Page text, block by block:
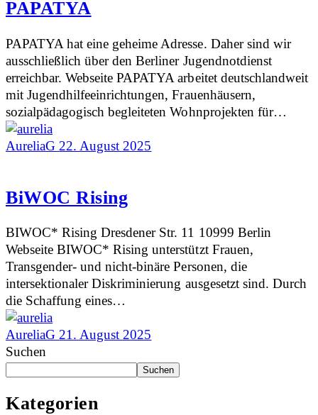
PAPATYA
PAPATYA hat eine geheime Adresse. Daher sind wir
ausschließlich über den Berliner Jugendnotdienst
erreichbar. Webseite PAPATYA arbeitet deutschlandweit
mit Jugendhilfeeinrichtungen, Frauenhäusern,
sozialpädagogisch begleiteten Wohnprojekten für…
AureliaG 22. August 2025
BiWOC Rising
BIWOC* Rising Dresdener Str. 11 10999 Berlin
Webseite BIWOC* Rising unterstützt Frauen,
Transgender- und nicht-binäre Personen, die
intersektionaler Diskriminierung ausgesetzt sind. Durch
die Schaffung eines…
AureliaG 21. August 2025
Suchen
Suchen
Kategorien